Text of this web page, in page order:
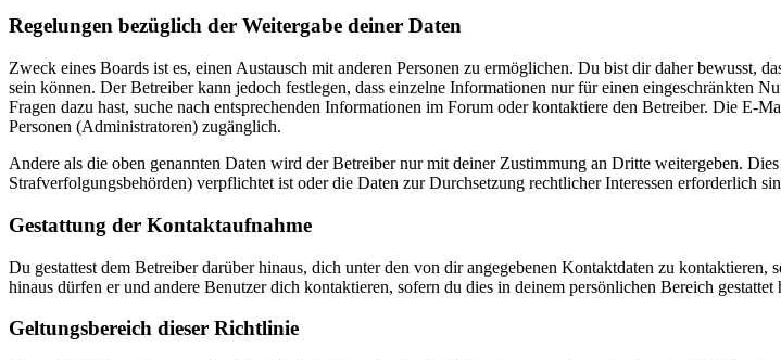
Regelungen bezüglich der Weitergabe deiner Daten
Zweck eines Boards ist es, einen Austausch mit anderen Personen zu ermöglichen. Du bist dir daher bewusst,
sein können. Der Betreiber kann jedoch festlegen, dass einzelne Informationen nur für einen eingeschränkten
Fragen dazu hast, suche nach entsprechenden Informationen im Forum oder kontaktiere den Betreiber. Die
Personen (Administratoren) zugänglich.
Andere als die oben genannten Daten wird der Betreiber nur mit deiner Zustimmung an Dritte weitergeben.
Strafverfolgungsbehörden) verpflichtet ist oder die Daten zur Durchsetzung rechtlicher Interessen erforderlich
Gestattung der Kontaktaufnahme
Du gestattest dem Betreiber darüber hinaus, dich unter den von dir angegebenen Kontaktdaten zu
hinaus dürfen er und andere Benutzer dich kontaktieren, sofern du dies in deinem persönlichen Bereich gestattet
Geltungsbereich dieser Richtlinie